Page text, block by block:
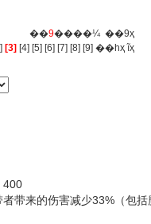
��9����¼ ��9ҳ
[3] [4] [5] [6] [7] [8] [9] ��һҳ ĩҳ
400
带来的伤害减少33%（包